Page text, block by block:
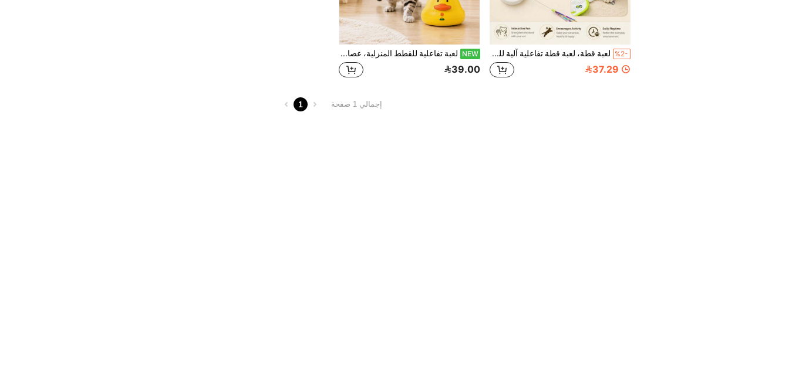
%2- لعبة قطة، لعبة قطة تفاعلية آلية للقطط المنزلية، فراشة دوارة وذيل شريطي للصيد، مركز نشاط لعب القطط بحركة عشوائية 360° للقطط الصغيرة والبالغة، لعبة تمرين قطة كهربائية للمطاردة والقفز وتخفيف الملل
37.29
NEW لعبة تفاعلية للقطط المنزلية، عصا ريش دوارة 360° مطورة، لعبة إلكترونية ذكية دوارة للقطط مع صوت زقزقة، قابلة للشحن عبر USB Type-C، مناسبة للقطط الصغيرة والبالغة، تخفف الملل وتعزز النشاط البدني
39.00
إجمالي 1 صفحة 1